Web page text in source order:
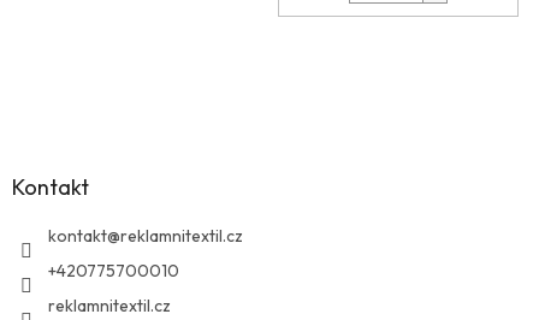
Kontakt
kontakt@reklamnitextil.cz
+420775700010
reklamnitextil.cz